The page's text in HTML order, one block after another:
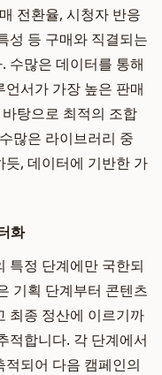
전환율, 시청자 반응
성 등 구매와 직결되는
수많은 데이터를 통해
서가 가장 높은 판매
탕으로 최적의 조합
많은 라이브러리 중
, 데이터에 기반한 가
화
특정 단계에만 국한되
기획 단계부터 콘텐츠
최종 정산에 이르기까
적합니다. 각 단계에서
되어 다음 캠페인의